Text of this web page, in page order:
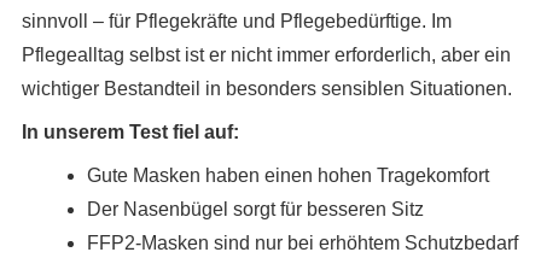
sinnvoll – für Pflegekräfte und Pflegebedürftige. Im
Pflegealltag selbst ist er nicht immer erforderlich, aber ein
wichtiger Bestandteil in besonders sensiblen Situationen.
In unserem Test fiel auf:
Gute Masken haben einen hohen Tragekomfort
Der Nasenbügel sorgt für besseren Sitz
FFP2-Masken sind nur bei erhöhtem Schutzbedarf